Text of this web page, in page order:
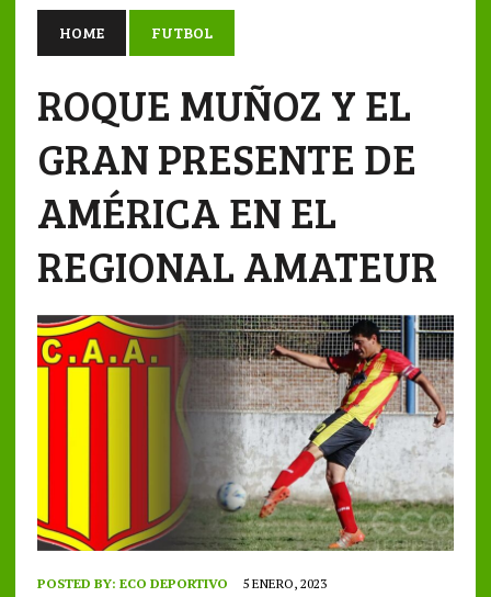
HOME FUTBOL
ROQUE MUÑOZ Y EL
GRAN PRESENTE DE
AMÉRICA EN EL
REGIONAL AMATEUR
POSTED BY: ECO DEPORTIVO 5 ENERO, 2023